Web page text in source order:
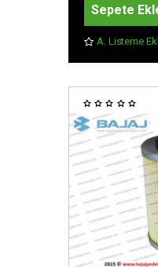
Sepete
A. Listeme